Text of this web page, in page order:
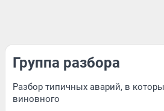
Группа разбора
Разбор типичных аварий, в
виновного